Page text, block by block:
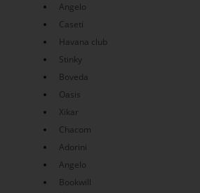
Angelo
Caseti
Havana club
Stinky
Boveda
Oasis
Xikar
Chacom
Adorini
Angelo
Bookwill